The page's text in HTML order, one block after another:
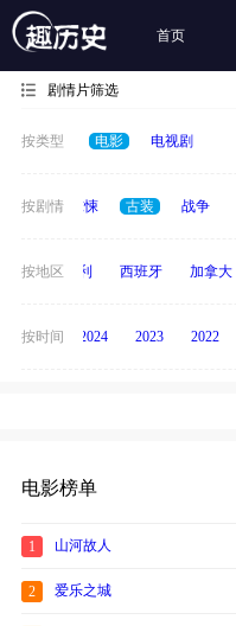
首页
剧情片筛选
按类型 电影 电视剧
按剧情
动画 惊悚 古装 战争
按地区
度 意大利 西班牙 加拿大
按时间
2025 2024 2023 2022
电影榜单
1 山河故人
2 爱乐之城